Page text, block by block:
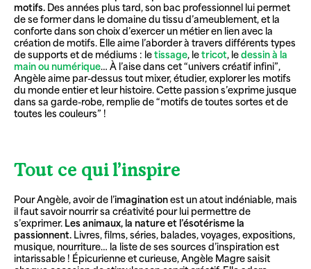
motifs. Des années plus tard, son bac professionnel lui permet
de se former dans le domaine du tissu d’ameublement, et la
conforte dans son choix d’exercer un métier en lien avec la
création de motifs. Elle aime l’aborder à travers différents types
de supports et de médiums : letissage, letricot, ledessin à la
main ou numérique… À l’aise dans cet “univers créatif infini”,
Angèle aime par-dessus tout mixer, étudier, explorer les motifs
du monde entier et leur histoire. Cette passion s’exprime jusque
dans sa garde-robe, remplie de “motifs de toutes sortes et de
toutes les couleurs” !
Tout ce qui l’inspire
Pour Angèle, avoir de l’imaginationest un atout indéniable, mais
il faut savoir nourrir sa créativité pour lui permettre de
s’exprimer. Les animaux, la nature et l’ésotérisme la
passionnent. Livres, films, séries, balades, voyages, expositions,
musique, nourriture… la liste de ses sources d’inspiration est
intarissable ! Épicurienne et curieuse, Angèle Magre saisit